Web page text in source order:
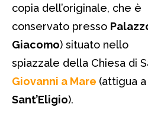
copia dell’originale, che è
conservato presso
Giacomo) situato nello
spiazzale della Chiesa di
Giovanni a Mare (attigua
Sant’Eligio).